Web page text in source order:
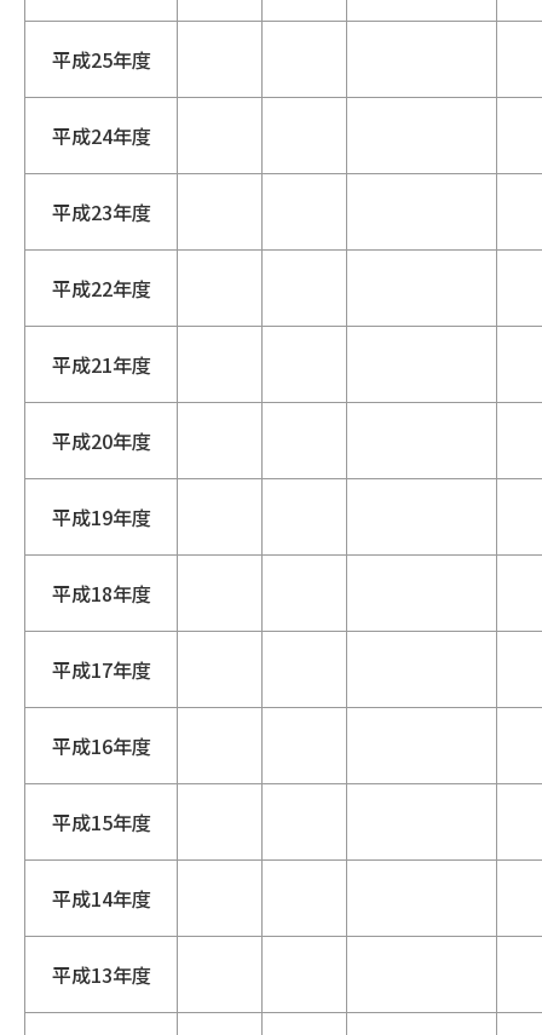
平成25年度
平成24年度
平成23年度
平成22年度
平成21年度
平成20年度
平成19年度
平成18年度
平成17年度
平成16年度
平成15年度
平成14年度
平成13年度